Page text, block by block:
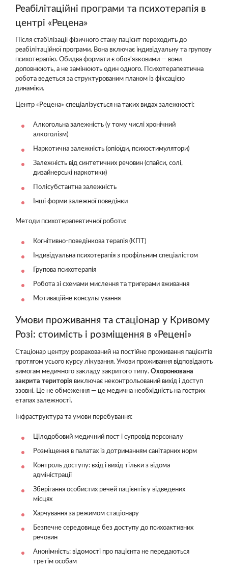
Реабілітаційні програми та психотерапія в
центрі «Рецена»
Після стабілізації фізичного стану пацієнт переходить до
реабілітаційної програми. Вона включає індивідуальну та групову
психотерапію. Обидва формати є обов'язковими — вони
доповнюють, а не замінюють один одного. Психотерапевтична
робота ведеться за структурованим планом із фіксацією
динаміки.
Центр «Рецена» спеціалізується на таких видах залежності:
Алкогольна залежність (у тому числі хронічний
алкоголізм)
Наркотична залежність (опіоїди, психостимулятори)
Залежність від синтетичних речовин (спайси, солі,
дизайнерські наркотики)
Полісубстантна залежність
Інші форми залежної поведінки
Методи психотерапевтичної роботи:
Когнітивно-поведінкова терапія (КПТ)
Індивідуальна психотерапія з профільним спеціалістом
Групова психотерапія
Робота зі схемами мислення та тригерами вживання
Мотиваційне консультування
Умови проживання та стаціонар у Кривому
Розі: стоимість і розміщення в «Рецені»
Стаціонар центру розрахований на постійне проживання пацієнтів
протягом усього курсу лікування. Умови проживання відповідають
вимогам медичного закладу закритого типу. Охоронювана
закрита територія виключає неконтрольований вихід і доступ
ззовні. Це не обмеження — це медична необхідність на гострих
етапах залежності.
Інфраструктура та умови перебування:
Цілодобовий медичний пост і супровід персоналу
Розміщення в палатах із дотриманням санітарних норм
Контроль доступу: вхід і вихід тільки з відома
адміністрації
Зберігання особистих речей пацієнтів у відведених
місцях
Харчування за режимом стаціонару
Безпечне середовище без доступу до психоактивних
речовин
Анонімність: відомості про пацієнта не передаються
третім особам